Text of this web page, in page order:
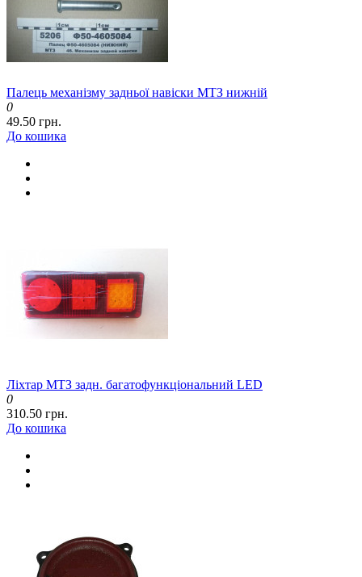
Палець механізму задньої навіски МТЗ нижній
0
49.50 грн.
До кошика
Ліхтар МТЗ задн. багатофункціональний LED
0
310.50 грн.
До кошика